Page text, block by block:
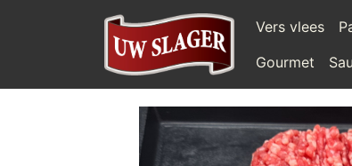
Vers vlees
Gourmet